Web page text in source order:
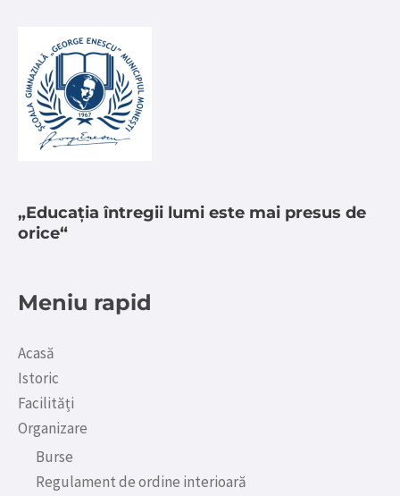
„Educația întregii lumi este mai presus de
orice“
Meniu rapid
Acasă
Istoric
Facilități
Organizare
Burse
Regulament de ordine interioară